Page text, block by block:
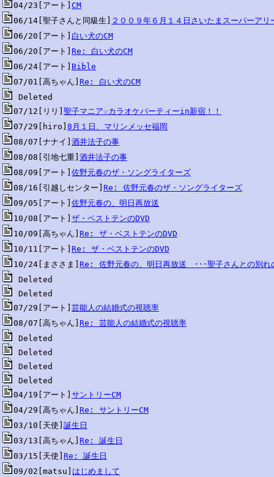
04/23[アート] CM
06/14[聖子さんと同級生]
２００９年６月１４日さいたまスーパーアリ
06/20[アート] 白い犬のCM
06/20[アート] Re: 白い犬のCM
06/24[アート] Bible
07/01[高ちゃん] Re: 白い犬のCM
07/12[リリ] 聖子マニア☆カラオケパーティーin新宿！！
07/29[hiro] 8月１日、マリンメッセ福岡
08/07[ナナイ] 酒井法子の事
08/08[引地七重] 酒井法子の事
08/09[アート] 佐野元春のザ・ソングライターズ
08/16[引越しセンター] Re: 佐野元春のザ・ソングライターズ
09/05[アート] 佐野元春の、明日再放送
10/08[アート] ザ・ベストテンのDVD
10/09[高ちゃん] Re: ザ・ベストテンのDVD
10/11[アート] Re: ザ・ベストテンのDVD
10/24[まささま] Re: 佐野元春の、明日再放送　･･･聖子さんとの別れ
07/29[アート] 芸能人の結婚式の視聴率
08/07[高ちゃん] Re: 芸能人の結婚式の視聴率
04/19[アート] サントリーCM
04/29[高ちゃん] Re: サントリーCM
03/10[天使] 誕生日
03/13[高ちゃん] Re: 誕生日
03/15[天使] Re: 誕生日
09/02[matsu] はじめまして